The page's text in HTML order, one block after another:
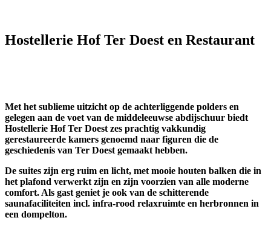
Hostellerie Hof Ter Doest en Restaurant
Met het sublieme uitzicht op de achterliggende polders en
gelegen aan de voet van de middeleeuwse abdijschuur biedt
Hostellerie Hof Ter Doest zes prachtig vakkundig
gerestaureerde kamers genoemd naar figuren die de
geschiedenis van Ter Doest gemaakt hebben.
De suites zijn erg ruim en licht, met mooie houten balken die in
het plafond verwerkt zijn en zijn voorzien van alle moderne
comfort. Als gast geniet je ook van de schitterende
saunafaciliteiten incl. infra-rood relaxruimte en herbronnen in
een dompelton.